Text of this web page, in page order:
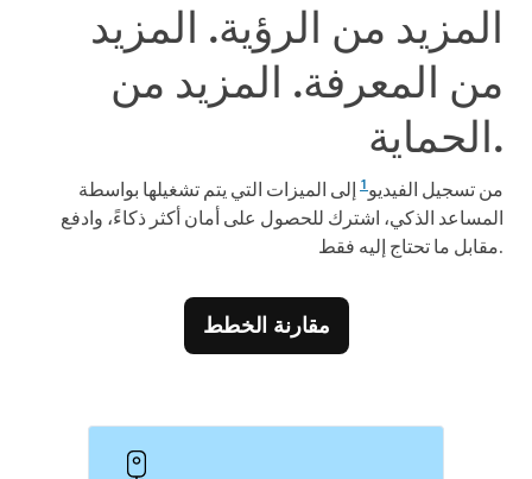
المزيد من الرؤية. المزيد
من المعرفة. المزيد من
الحماية.
من تسجيل الفيديو1 إلى الميزات التي يتم تشغيلها بواسطة
المساعد الذكي، اشترك للحصول على أمان أكثر ذكاءً، وادفع
مقابل ما تحتاج إليه فقط.
مقارنة الخطط